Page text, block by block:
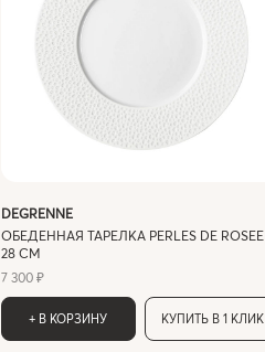
DEGRENNE
ОБЕДЕННАЯ ТАРЕЛКА PERLES DE ROSEE
28 СМ
7 300 ₽
+ В КОРЗИНУ КУПИТЬ В 1 КЛИК